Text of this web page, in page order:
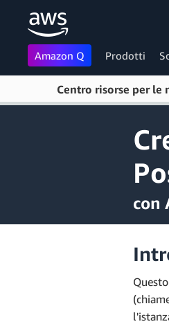
Passa al contenuto principale
Amazon Q Prodotti
Centro risorse per le
con